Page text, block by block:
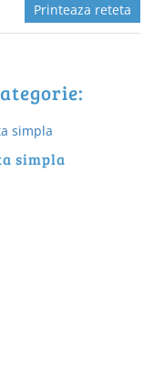
Printeaza reteta
simpla